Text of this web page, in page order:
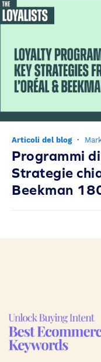
Articoli del blog ·
Programmi
Strategie
Beekman